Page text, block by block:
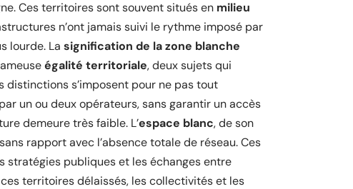
Ces territoires sont souvent situés en milieu
n’ont jamais suivi le rythme imposé par
lourde. La signification de la zone blanche
égalité territoriale, deux sujets qui
distinctions s’imposent pour ne pas tout
un ou deux opérateurs, sans garantir un accès
demeure très faible. L’espace blanc, de son
rapport avec l’absence totale de réseau. Ces
stratégies publiques et les échanges entre
territoires délaissés, les collectivités et les